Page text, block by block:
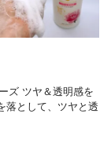
ズ ツヤ＆透明感を
落として、ツヤと透